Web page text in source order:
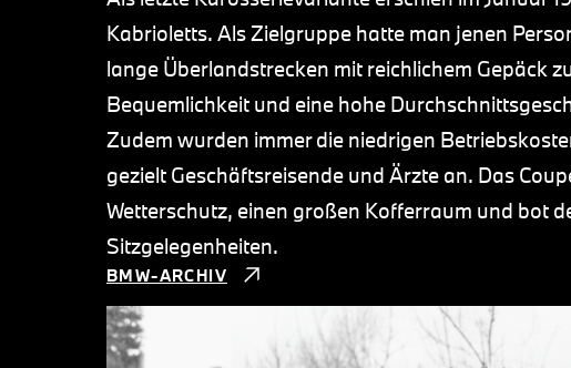
Kabrioletts. Als Zielgruppe hatte man jenen
lange Überlandstrecken mit reichlichem Gepäck
Bequemlichkeit und eine hohe
Zudem wurden immer die niedrigen
gezielt Geschäftsreisende und Ärzte an. Das
Wetterschutz, einen großen Kofferraum und bot
Sitzgelegenheiten.
BMW-ARCHIV